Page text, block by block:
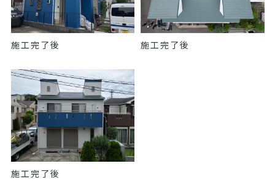
施工完了後 施工完了後
施工完了後